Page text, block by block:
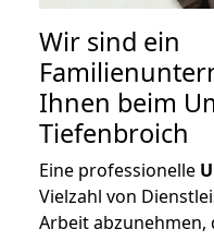
Wir sind ein
Ihnen beim
Tiefenbroich
Eine professionelle
Vielzahl von
Arbeit abzunehmen,